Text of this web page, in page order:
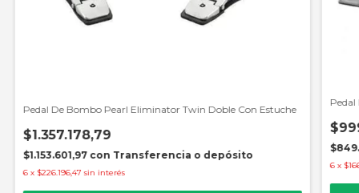
Pedal De Bombo Pearl Eliminator Twin Doble Con Estuche
$1.357.178,79
$1.153.601,97 con Transferencia o depósito
6 x $226.196,47 sin interés
Pedal
6 x